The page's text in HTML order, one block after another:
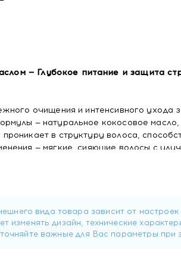
— Глубокое питание и защита
очищения и интенсивного ухода
— натуральное кокосовое масло,
в структуру волоса,
— мягкие, сияющие волосы с
стержня волоса благодаря
функций: